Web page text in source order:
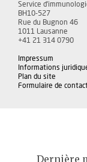
Service
BH10-527
Rue du Bugnon 46
1011 Lausanne
+41 21 314 0790
Impressum
Informations
Plan du site
Formulaire de
Dernière